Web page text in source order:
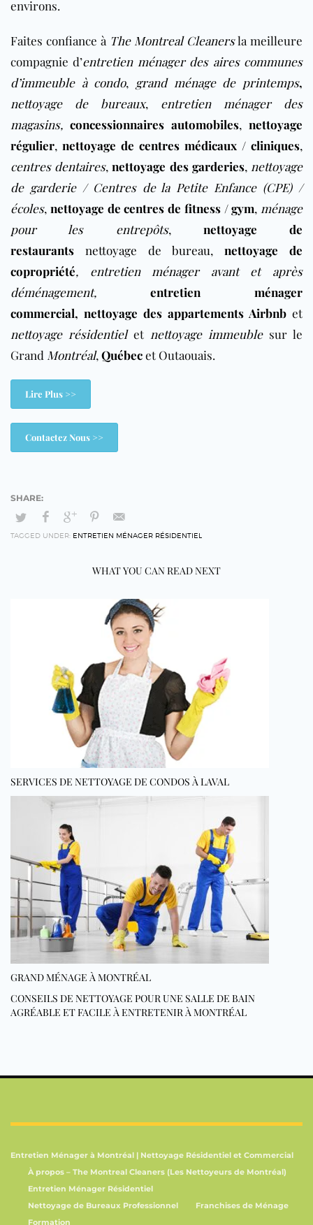
environs.
Faites confiance à The Montreal Cleanersla meilleure
compagnie d’entretien ménager des aires communes
d’immeuble à condo, grand ménage de printemps,
nettoyage de bureaux, entretien ménager des
magasins, concessionnaires automobiles, nettoyage
régulier, nettoyage de centres médicaux / cliniques,
centres dentaires,nettoyage des garderies, nettoyage
de garderie / Centres de la Petite Enfance (CPE) /
écoles, nettoyage de centres de fitness / gym, ménage
pour les entrepôts, nettoyage de
restaurants
nettoyage de bureau,nettoyage de
copropriété,
entretien ménager avant et après
déménagement, entretien ménager
commercial, nettoyage des appartements Airbnb et
nettoyage résidentielet nettoyage immeublesur le
Grand Montréal,Québecet Outaouais.
Lire Plus >>
Contactez Nous >>
TAGGED UNDER: ENTRETIEN MÉNAGER RÉSIDENTIEL
WHAT YOU CAN READ NEXT
SERVICES DE NETTOYAGE DE CONDOS À LAVAL
GRAND MÉNAGE À MONTRÉAL
CONSEILS DE NETTOYAGE POUR UNE SALLE DE BAIN
AGRÉABLE ET FACILE À ENTRETENIR À MONTRÉAL
Entretien Ménager à Montréal | Nettoyage Résidentiel et Commercial
À propos – The Montreal Cleaners (Les Nettoyeurs de Montréal)
Entretien Ménager Résidentiel
Nettoyage de Bureaux Professionnel
Franchises de Ménage
Formation